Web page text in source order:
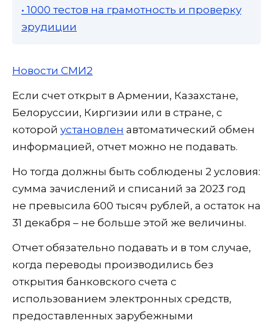
• 1000 тестов на грамотность и проверку
эрудиции
Новости СМИ2
Если счет открыт в Армении, Казахстане,
Белоруссии, Киргизии или в стране, с
которой установлен автоматический обмен
информацией, отчет можно не подавать.
Но тогда должны быть соблюдены 2 условия:
сумма зачислений и списаний за 2023 год
не превысила 600 тысяч рублей, а остаток на
31 декабря – не больше этой же величины.
Отчет обязательно подавать и в том случае,
когда переводы производились без
открытия банковского счета с
использованием электронных средств,
предоставленных зарубежными